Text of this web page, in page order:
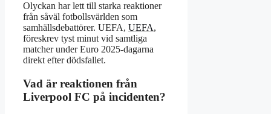
Olyckan har lett till starka reaktioner
från såväl fotbollsvärlden som
samhällsdebattörer. UEFA, UEFA,
föreskrev tyst minut vid samtliga
matcher under Euro 2025-dagarna
direkt efter dödsfallet.
Vad är reaktionen från
Liverpool FC på incidenten?